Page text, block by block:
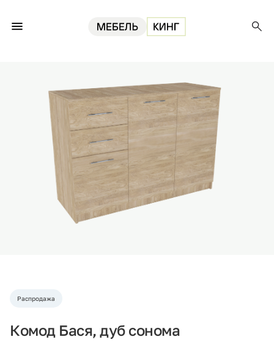
Распродажа
Комод Бася, дуб сонома